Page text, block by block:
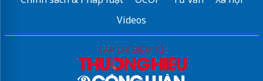
Videos